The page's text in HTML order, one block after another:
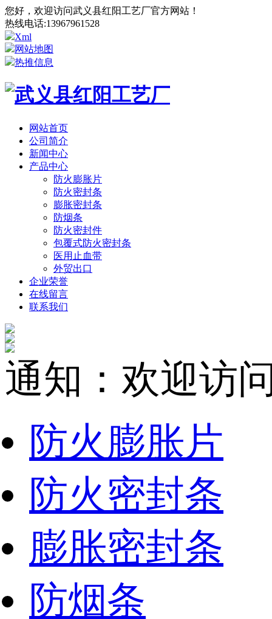
您好，欢迎访问武义县红阳工艺厂官方网站！
热线电话:13967961528
Xml
网站地图
热推信息
网站首页
公司简介
新闻中心
产品中心
防火膨胀片
防火密封条
膨胀密封条
防烟条
防火密封件
包覆式防火密封条
医用止血带
外贸出口
企业荣誉
在线留言
联系我们
通知：欢迎访
防火膨胀片
防火密封条
膨胀密封条
防烟条